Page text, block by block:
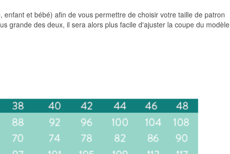
et bébé) afin de vous permettre de choisir votre taille de patron
grande des deux, il sera alors plus facile d'ajuster la coupe du modèle